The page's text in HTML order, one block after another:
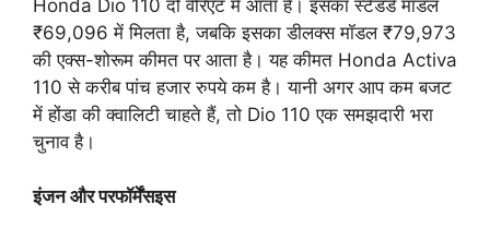
Honda Dio 110 दो वेरिएंट में आता है। इसका स्टैंडर्ड मॉडल
₹69,096 में मिलता है, जबकि इसका डीलक्स मॉडल ₹79,973
की एक्स-शोरूम कीमत पर आता है। यह कीमत Honda Activa
110 से करीब पांच हजार रुपये कम है। यानी अगर आप कम बजट
में होंडा की क्वालिटी चाहते हैं, तो Dio 110 एक समझदारी भरा
चुनाव है।
इंजन और परफॉर्मेंसइस